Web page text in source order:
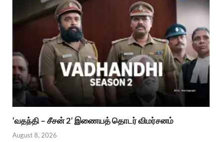
‘வதந்தி – சீசன் 2’ இணையத் தொடர் விமர்சனம்
August 8, 2026